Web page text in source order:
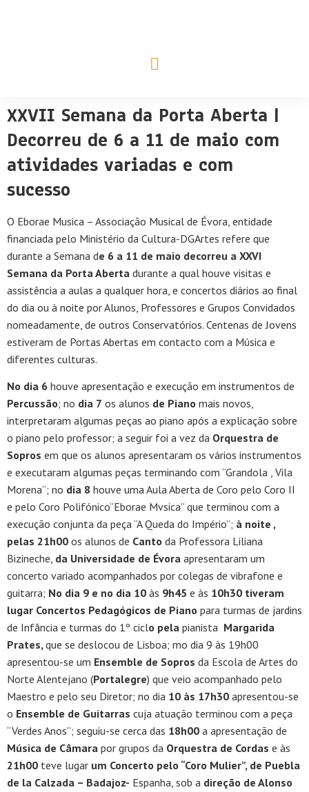
XXVII Semana da Porta Aberta |
Decorreu de 6 a 11 de maio com
atividades variadas e com
sucesso
O Eborae Musica – Associação Musical de Évora, entidade
financiada pelo Ministério da Cultura-DGArtes refere que
durante a Semana de 6 a 11 de maio decorreu a XXVI
Semana da Porta Aberta durante a qual houve visitas e
assistência a aulas a qualquer hora, e concertos diários ao final
do dia ou à noite por Alunos, Professores e Grupos Convidados
nomeadamente, de outros Conservatórios. Centenas de Jovens
estiveram de Portas Abertas em contacto com a Música e
diferentes culturas.
No dia 6 houve apresentação e execução em instrumentos de
Percussão; no dia 7 os alunos de Piano mais novos,
interpretaram algumas peças ao piano após a explicação sobre
o piano pelo professor; a seguir foi a vez da Orquestra de
Sopros em que os alunos apresentaram os vários instrumentos
e executaram algumas peças terminando com “Grandola , Vila
Morena”; no dia 8 houve uma Aula Aberta de Coro pelo Coro II
e pelo Coro Polifónico”Eborae Mvsica” que terminou com a
execução conjunta da peça “A Queda do Império”; à noite ,
pelas 21h00 os alunos de Canto da Professora Liliana
Bizineche, da Universidade de Évora apresentaram um
concerto variado acompanhados por colegas de vibrafone e
guitarra; No dia 9 e no dia 10 às 9h45 e às 10h30 tiveram
lugar Concertos Pedagógicos de Piano para turmas de jardins
de Infância e turmas do 1º ciclo pela pianista Margarida
Prates, que se deslocou de Lisboa; mo dia 9 às 19h00
apresentou-se um Ensemble de Sopros da Escola de Artes do
Norte Alentejano (Portalegre) que veio acompanhado pelo
Maestro e pelo seu Diretor; no dia 10 às 17h30 apresentou-se
o Ensemble de Guitarras cuja atuação terminou com a peça
“Verdes Anos”; seguiu-se cerca das 18h00 a apresentação de
Música de Câmara por grupos da Orquestra de Cordas e às
21h00 teve lugar um Concerto pelo “Coro Mulier”, de Puebla
de la Calzada – Badajoz- Espanha, sob a direção de Alonso